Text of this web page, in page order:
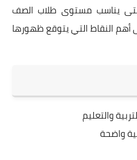
حتى يناسب مستوى طلاب الصف
أهم النقاط التي يتوقع ظهورها
والتعليم
واضحة